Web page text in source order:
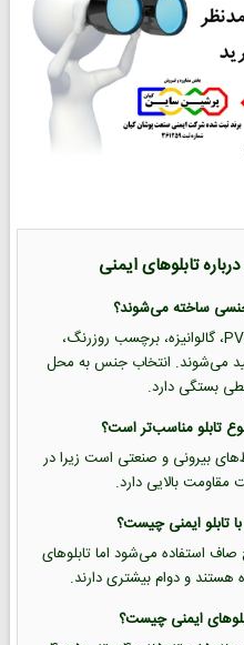
تابلوهای ایمنی
تابلوهای ایمنی معمولاً از متریال PVC، گالوانیزه، برچسب روزرنگ،
می‌شوند. انتخاب جنس به محل
بستگی دارد.
بیرونی و صنعتی است زیرا در
مقاومت بالایی دارد.
استفاده می‌شود اما تابلوهای